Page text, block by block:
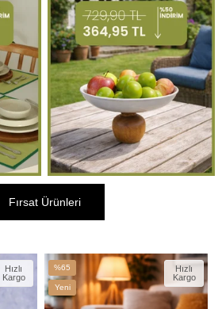
Fırsat Ürünleri
Hızlı
Kargo
%65
İndirim
%65İndirim
Yeni
Ürün
Hızlı
Kargo